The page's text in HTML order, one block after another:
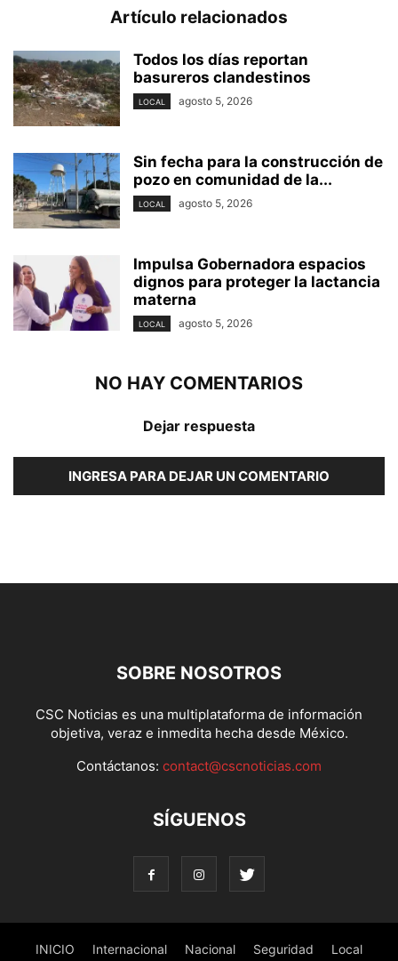
Artículo relacionados
Todos los días reportan
basureros clandestinos
LOCAL agosto 5, 2026
Sin fecha para la construcción de
pozo en comunidad de la...
LOCAL agosto 5, 2026
Impulsa Gobernadora espacios
dignos para proteger la lactancia
materna
LOCAL agosto 5, 2026
NO HAY COMENTARIOS
Dejar respuesta
INGRESA PARA DEJAR UN COMENTARIO
SOBRE NOSOTROS
CSC Noticias es una multiplataforma de información
objetiva, veraz e inmedita hecha desde México.
Contáctanos: contact@cscnoticias.com
SÍGUENOS
INICIO Internacional Nacional Seguridad Local